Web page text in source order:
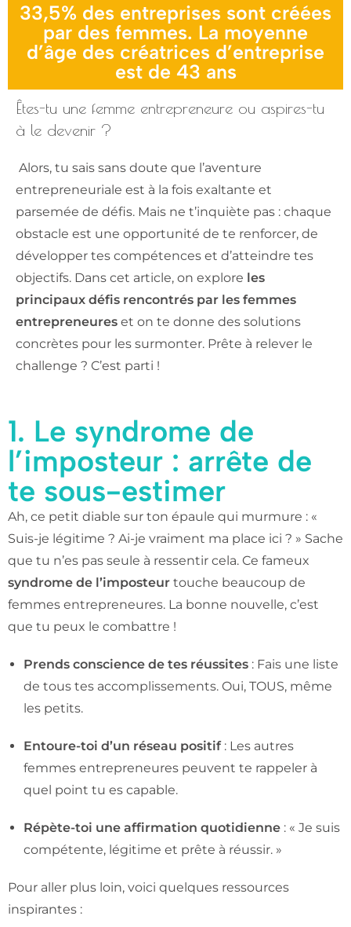
33,5% des entreprises sont créées
par des femmes. La moyenne
d’âge des créatrices d’entreprise
est de 43 ans
Êtes-tu une femme entrepreneure ou aspires-tu
à le devenir ?
Alors, tu sais sans doute que l’aventure
entrepreneuriale est à la fois exaltante et
parsemée de défis. Mais ne t’inquiète pas : chaque
obstacle est une opportunité de te renforcer, de
développer tes compétences et d’atteindre tes
objectifs. Dans cet article, on explore les
principaux défis rencontrés par les femmes
entrepreneures et on te donne des solutions
concrètes pour les surmonter. Prête à relever le
challenge ? C’est parti !
1. Le syndrome de
l’imposteur : arrête de
te sous-estimer
Ah, ce petit diable sur ton épaule qui murmure : «
Suis-je légitime ? Ai-je vraiment ma place ici ? » Sache
que tu n’es pas seule à ressentir cela. Ce fameux
syndrome de l’imposteur touche beaucoup de
femmes entrepreneures. La bonne nouvelle, c’est
que tu peux le combattre !
Prends conscience de tes réussites : Fais une liste
de tous tes accomplissements. Oui, TOUS, même
les petits.
Entoure-toi d’un réseau positif: Les autres
femmes entrepreneures peuvent te rappeler à
quel point tu es capable.
Répète-toi une affirmation quotidienne : « Je suis
compétente, légitime et prête à réussir. »
Pour aller plus loin, voici quelques ressources
inspirantes :